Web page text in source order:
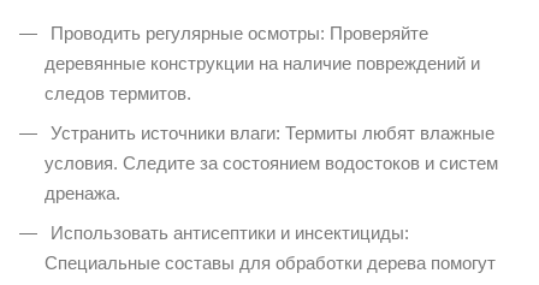
Проводить регулярные осмотры: Проверяйте
деревянные конструкции на наличие повреждений и
следов термитов.
Устранить источники влаги: Термиты любят влажные
условия. Следите за состоянием водостоков и систем
дренажа.
Использовать антисептики и инсектициды:
Специальные составы для обработки дерева помогут